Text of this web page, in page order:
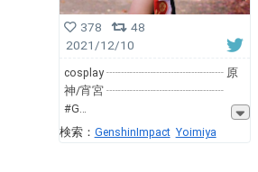
378
48
2021/12/10
cosplay ┈┈┈┈┈┈┈┈┈┈ 原
神/宵宮 ┈┈┈┈┈┈┈┈┈┈
#G
検索： GenshinImpact Yoimiya